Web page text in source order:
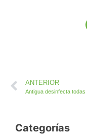
ANTERIOR
Categorías